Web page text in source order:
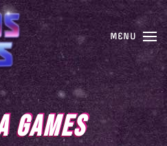
MENU
GAMES